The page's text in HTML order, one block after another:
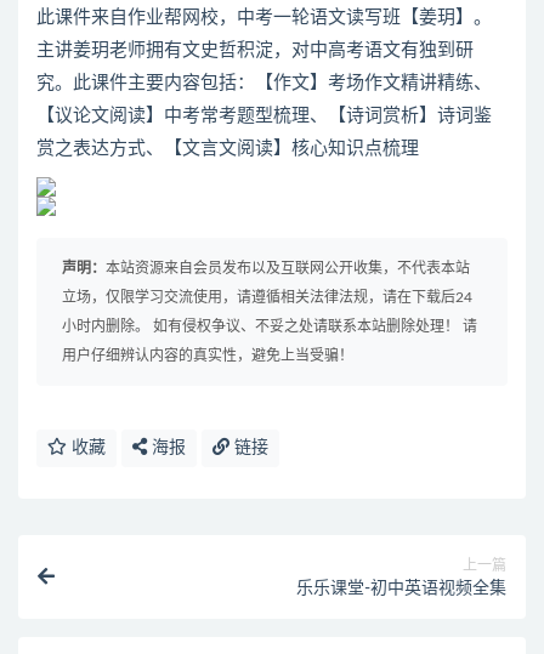
此课件来自作业帮网校，中考一轮语文读写班【姜玥】。
主讲姜玥老师拥有文史哲积淀，对中高考语文有独到研
究。此课件主要内容包括：【作文】考场作文精讲精练、
【议论文阅读】中考常考题型梳理、【诗词赏析】诗词鉴
赏之表达方式、【文言文阅读】核心知识点梳理
声明： 本站资源来自会员发布以及互联网公开收集，不代表本站
立场，仅限学习交流使用，请遵循相关法律法规，请在下载后24
小时内删除。 如有侵权争议、不妥之处请联系本站删除处理！ 请
用户仔细辨认内容的真实性，避免上当受骗！
收藏 海报 链接
上一篇
乐乐课堂-初中英语视频全集